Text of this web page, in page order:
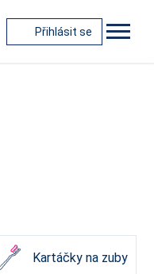
Přihlásit se
Kartáčky na zuby